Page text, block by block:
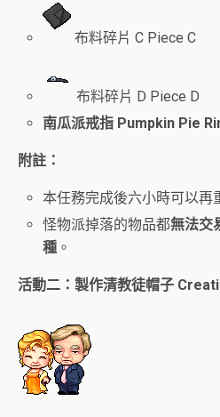
布料碎片 C Piece C
布料碎片 D Piece D
南瓜派戒指 Pumpkin Pie
附註：
本任務完成後六小時可以再
怪物派掉落的物品都無法交
種 。
活動二：製作清教徒帽子